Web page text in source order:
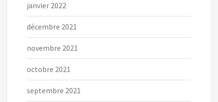
janvier 2022
décembre 2021
novembre 2021
octobre 2021
septembre 2021